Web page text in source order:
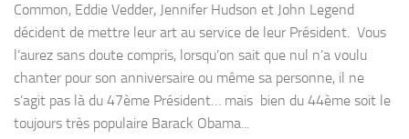
Common, Eddie Vedder, Jennifer Hudson et John Legend
décident de mettre leur art au service de leur Président. Vous
l’aurez sans doute compris, lorsqu’on sait que nul n’a voulu
chanter pour son anniversaire ou même sa personne, il ne
s’agit pas là du 47ème Président… mais bien du 44ème soit le
toujours très populaire Barack Obama...